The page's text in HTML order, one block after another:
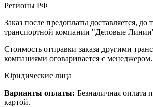
Регионы РФ
Заказ после предоплаты доставляется, до
транспортной компании "Деловые
Стоимость отправки заказа другими
компаниями оговаривается с менеджером.
Юридические лица
Варианты оплаты: Безналичная оплата
картой.